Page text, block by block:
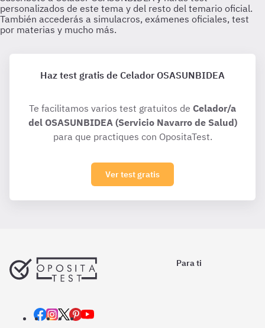
Haz test gratis de Celador OSASUNBIDEA
Te facilitamos varios test gratuitos de Celador/a
del OSASUNBIDEA (Servicio Navarro de Salud)
para que practiques con OpositaTest.
Ver test gratis
Para ti